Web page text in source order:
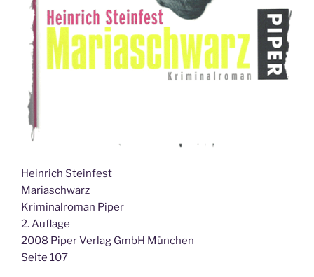
Heinrich Steinfest
Mariaschwarz
Kriminalroman Piper
2. Auflage
2008 Piper Verlag GmbH München
Seite 107